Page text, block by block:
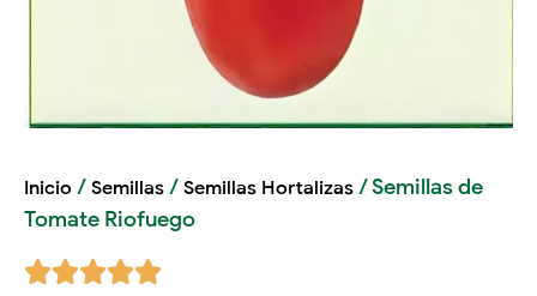
Inicio / Semillas / Semillas Hortalizas / Semillas de
Tomate Riofuego